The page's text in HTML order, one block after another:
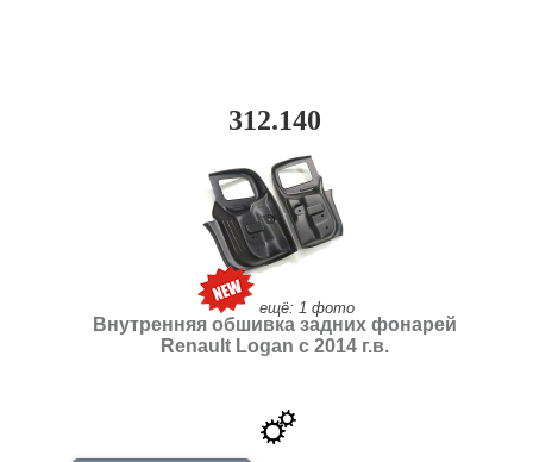
312.140
ещё: 1 фото
Внутренняя обшивка задних фонарей
Renault Logan с 2014 г.в.